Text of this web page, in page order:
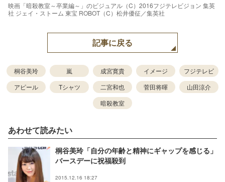
映画「暗殺教室～卒業編～」のビジュアル（C）2016フジテレビジョン 集英
社 ジェイ・ストーム 東宝 ROBOT（C）松井優征／集英社
記事に戻る
桐谷美玲 嵐 成宮寛貴 イメージ
フジテレビ
アピール
Tシャツ 二宮和也 菅田将暉
山田涼介
暗殺教室
あわせて読みたい
桐谷美玲「自分の年齢と精神にギャップを感じる」
バースデーに祝福殺到
2015.12.16 18:27